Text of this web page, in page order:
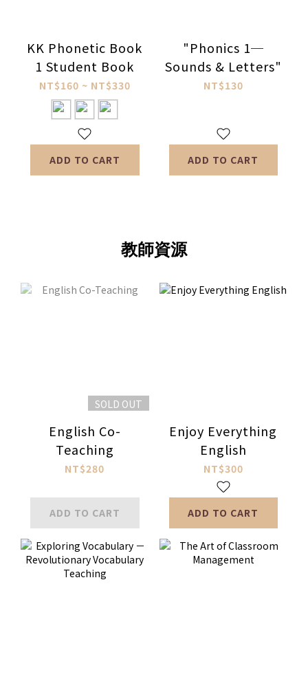
KK Phonetic Book
1 Student Book
NT$160 ~ NT$330
ADD TO CART
"Phonics 1─
Sounds & Letters"
NT$130
ADD TO CART
教師資源
SOLD OUT
English Co-
Teaching
NT$280
ADD TO CART
Enjoy Everything
English
NT$300
ADD TO CART